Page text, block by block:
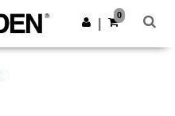
Obtenir l'appli
0